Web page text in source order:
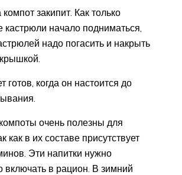
закипит. Как только
начало подниматься,
надо погасить и накрыть
готов, когда он настоится до
очень полезны для
как в их составе присутствует
Эти напитки нужно
включать в рацион. В зимний